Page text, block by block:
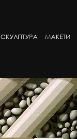
СКУЛПТУРА МАКЕТИ